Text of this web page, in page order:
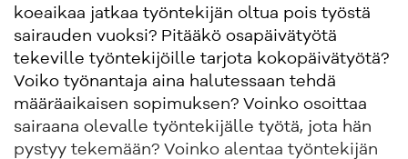
koeaikaa jatkaa työntekijän oltua pois työstä
sairauden vuoksi? Pitääkö osapäivätyötä
tekeville työntekijöille tarjota kokopäivätyötä?
Voiko työnantaja aina halutessaan tehdä
määräaikaisen sopimuksen? Voinko osoittaa
sairaana olevalle työntekijälle työtä, jota hän
pystyy tekemään? Voinko alentaa työntekijän